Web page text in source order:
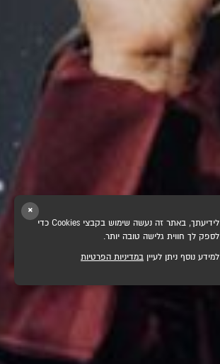
×
לידיעתך, באתר זה נעשה שימוש בקבצי Cookies כדי
לספק לך חווית גלישה טובה יותר.
למידע נוסף ניתן לעיין במדיניות הפרטיות